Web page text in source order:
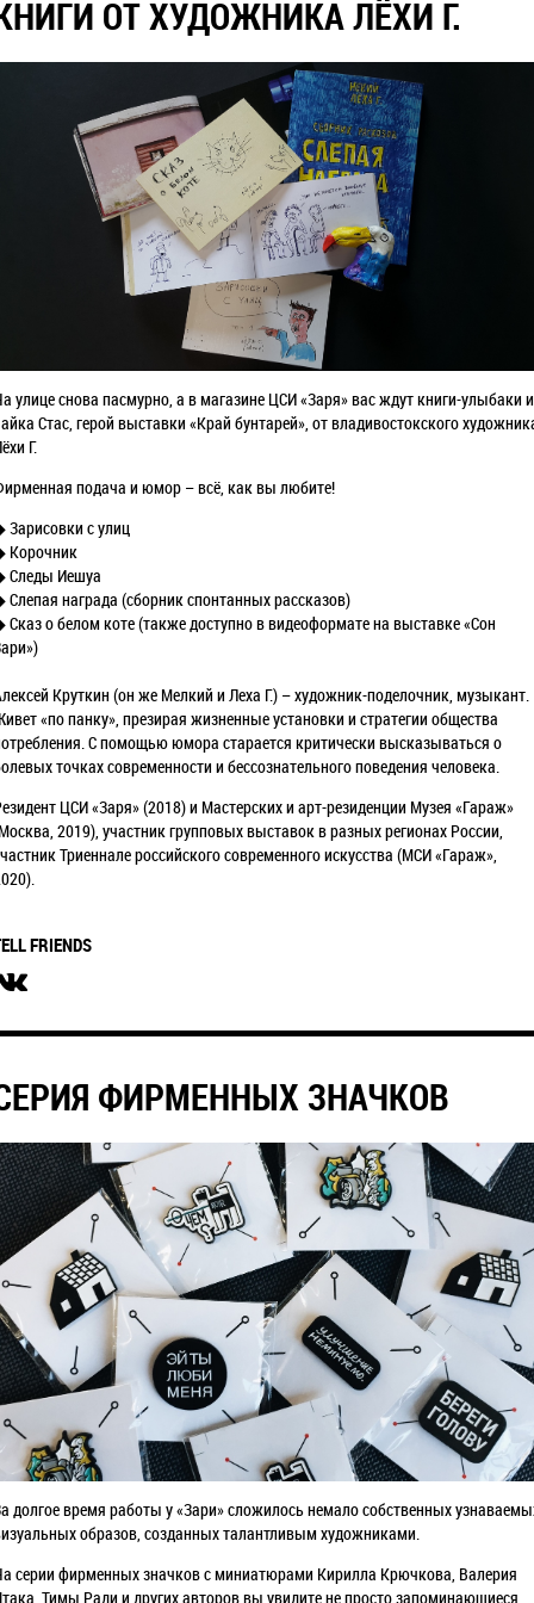
ОТ ХУДОЖНИКА ЛЁХИ Г.
улице снова пасмурно, а в магазине ЦСИ «Заря» вас ждут книги-улыбаки и
Стас, герой выставки «Край бунтарей», от владивостокского
Г.
подача и юмор – всё, как вы любите!
Зарисовки с улиц
Корочник
Следы Иешуа
Слепая награда (сборник спонтанных рассказов)
Сказ о белом коте (также доступно в видеоформате на выставке «Сон
Круткин (он же Мелкий и Леха Г.) – художник-поделочник, музыкант.
«по панку», презирая жизненные установки и стратегии общества
С помощью юмора старается критически высказываться о
точках современности и бессознательного поведения человека.
ЦСИ «Заря» (2018) и Мастерских и арт-резиденции Музея «Гараж»
2019), участник групповых выставок в разных регионах России,
Триеннале российского современного искусства (МСИ «Гараж»,
FRIENDS
ФИРМЕННЫХ ЗНАЧКОВ
долгое время работы у «Зари» сложилось немало собственных
образов, созданных талантливым художниками.
серии фирменных значков с миниатюрами Кирилла Крючкова, Валерия
Тимы Ради и других авторов вы увидите не просто запоминающиеся